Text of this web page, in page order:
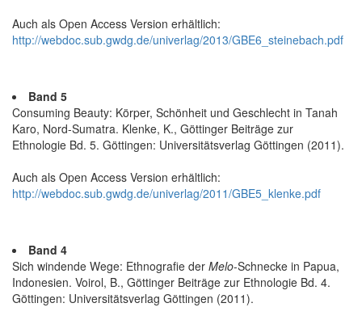
Auch als Open Access Version erhältlich:
http://webdoc.sub.gwdg.de/univerlag/2013/GBE6_steinebach.pdf
Band 5
Consuming Beauty: Körper, Schönheit und Geschlecht in Tanah
Karo, Nord-Sumatra. Klenke, K., Göttinger Beiträge zur
Ethnologie Bd. 5. Göttingen: Universitätsverlag Göttingen (2011).
Auch als Open Access Version erhältlich:
http://webdoc.sub.gwdg.de/univerlag/2011/GBE5_klenke.pdf
Band 4
Sich windende Wege: Ethnografie der Melo-Schnecke in Papua,
Indonesien. Voirol, B., Göttinger Beiträge zur Ethnologie Bd. 4.
Göttingen: Universitätsverlag Göttingen (2011).